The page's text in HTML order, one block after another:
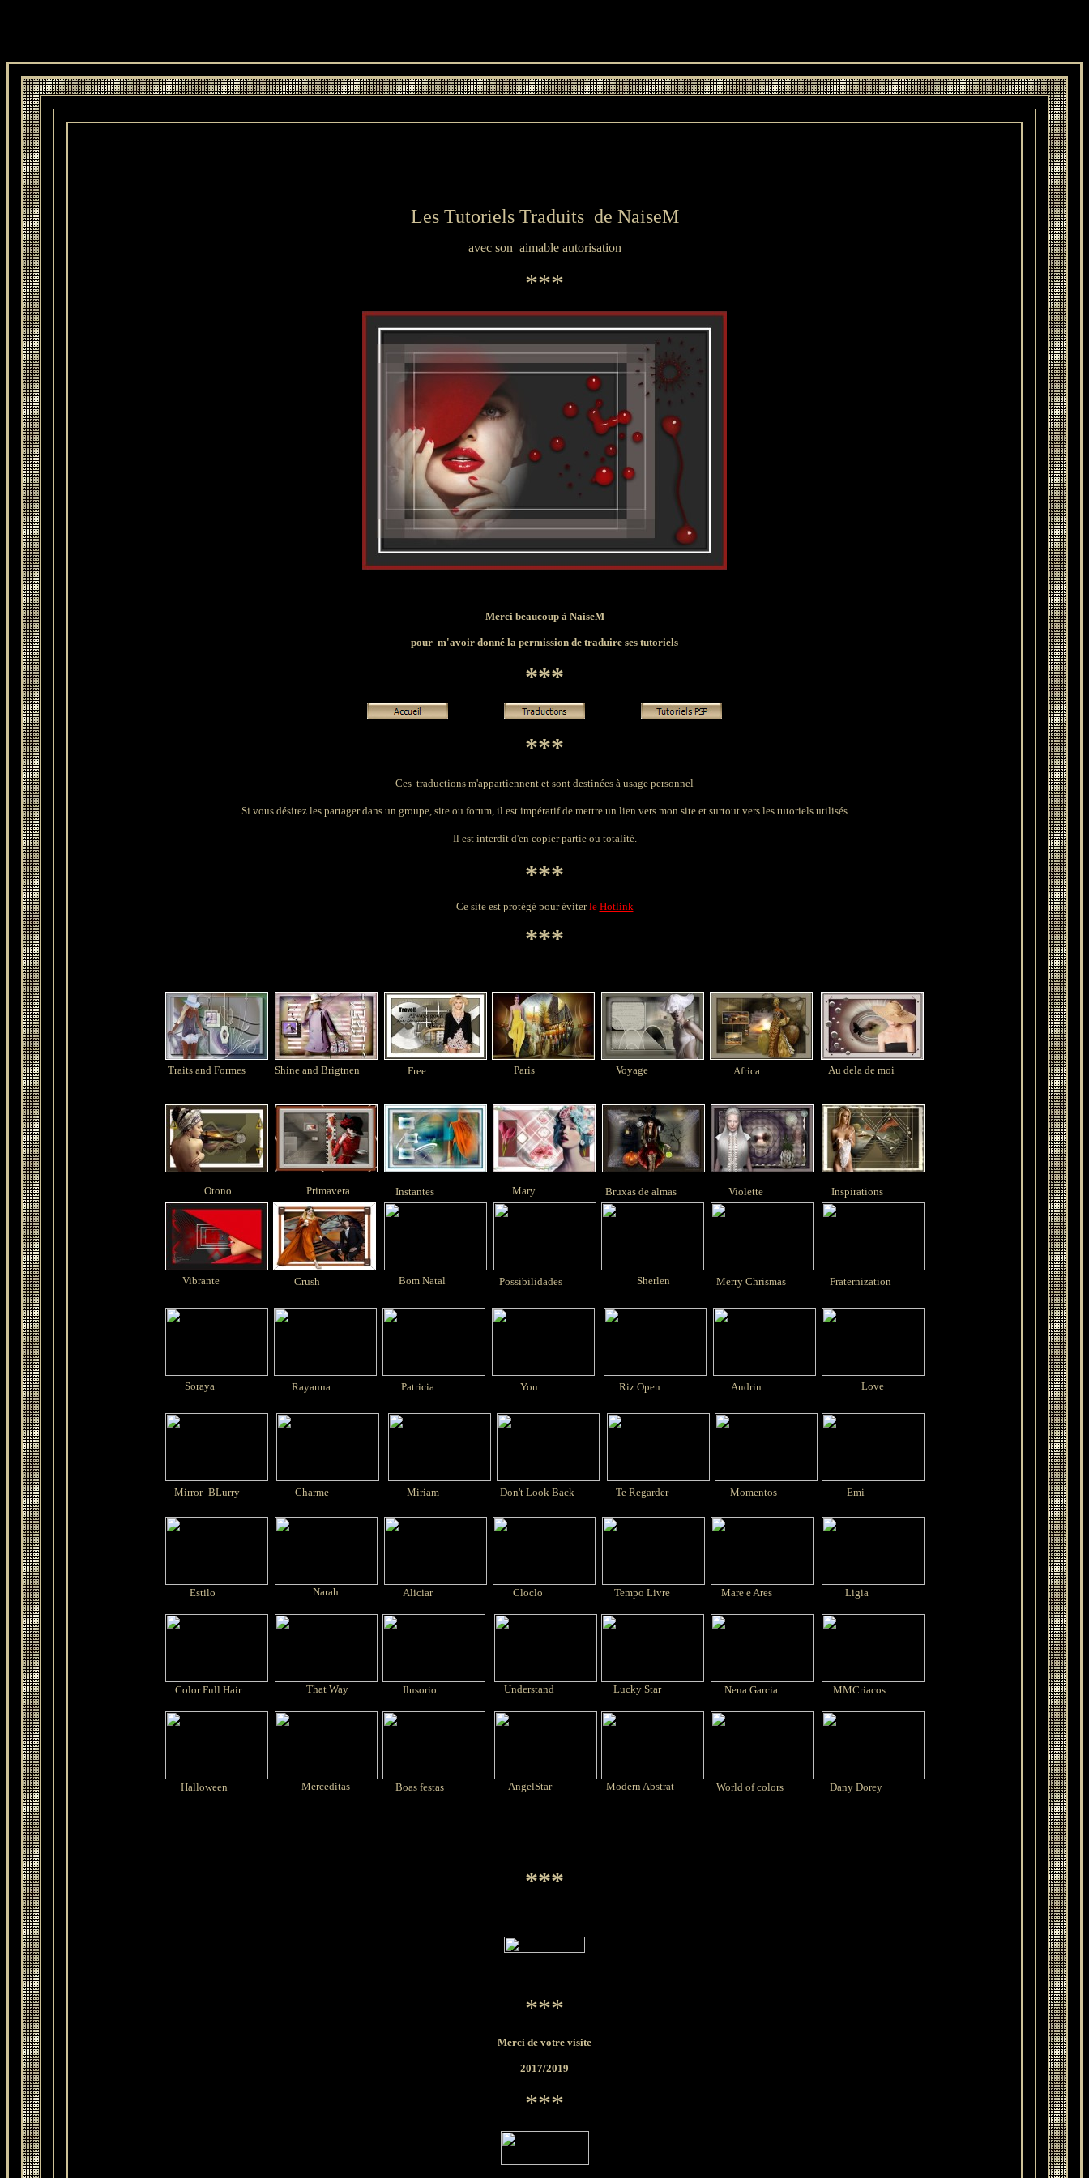
Les Tutoriels Traduits de NaiseM
avec son aimable autorisation
***
Merci beaucoup à NaiseM
pour m'avoir donné la permission de traduire ses tutoriels
***
***
Ces traductions m'appartiennent et sont destinées à usage personnel
Si vous désirez les partager dans un groupe, site ou forum, il est impératif de mettre un lien vers mon site et surtout vers les tutoriels utilisés
Il est interdit d'en copier partie ou totalité.
***
Ce site est protégé pour éviterle Hotlink
***
Traits and Formes Shine and Brigtnen Free Paris Voyage Africa Au dela de moi
Otono Primavera Instantes Mary Bruxas de almas Violette Inspirations
Vibrante Crush Bom Natal Possibilidadess Sherlen Merry Chrismas Fraternization
Soraya Rayanna Patricia You Riz Open Audrin Love
Mirror_BLurry Charme Miriam Don't Look Back Te Regarder Momentos Emi
Estilo Narah Aliciar Cloclo Tempo Livree Mare e Ares Ligia
Color Full Hair That Way Ilusorio Understand Lucky Star Nena Garcia MMCriacos
Halloween Merceditas Boas festas AngelStar Modern Abstrat World of colors Dany Dorey
***
***
Merci de votre visite
2017/2019
***